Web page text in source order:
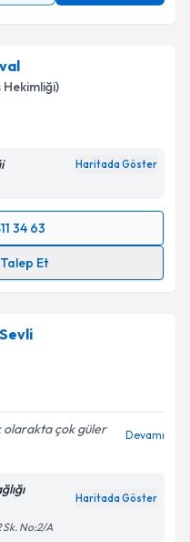
Haritada Göster
34 63
Et
ile bilgilendireceğiz.
ediyorum.
olarakta çok güler
Devamı
Haritada Göster
Sk. No:2/A